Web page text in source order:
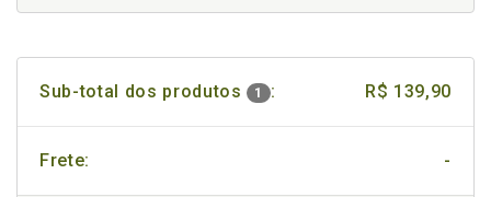
Sub-total dos produtos 1 : R$ 139,90
Frete: -